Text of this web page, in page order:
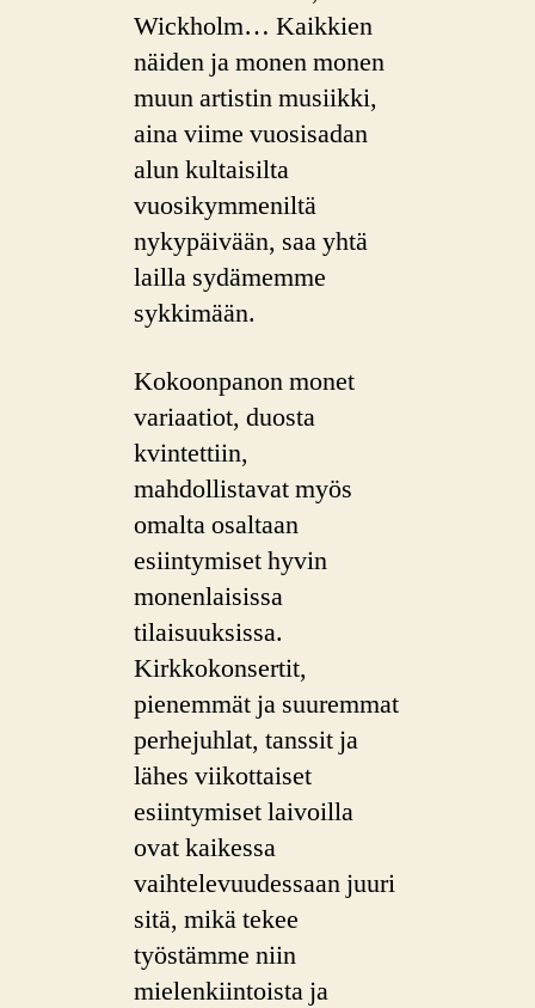
Wickholm… Kaikkien
näiden ja monen monen
muun artistin musiikki,
aina viime vuosisadan
alun kultaisilta
vuosikymmeniltä
nykypäivään, saa yhtä
lailla sydämemme
sykkimään.
Kokoonpanon monet
variaatiot, duosta
kvintettiin,
mahdollistavat myös
omalta osaltaan
esiintymiset hyvin
monenlaisissa
tilaisuuksissa.
Kirkkokonsertit,
pienemmät ja suuremmat
perhejuhlat, tanssit ja
lähes viikottaiset
esiintymiset laivoilla
ovat kaikessa
vaihtelevuudessaan juuri
sitä, mikä tekee
työstämme niin
mielenkiintoista ja